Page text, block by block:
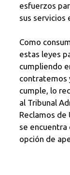
esfuerzos
sus servicios
Como
estas leyes
cumpliendo
contratemos
cumple, lo
al Tribunal
Reclamos de
se encuentra
opción de